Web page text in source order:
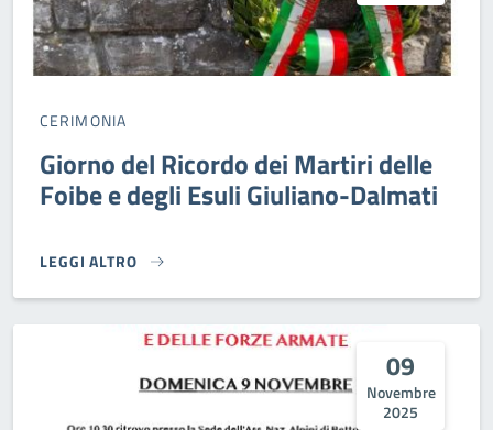
CERIMONIA
Giorno del Ricordo dei Martiri delle
Foibe e degli Esuli Giuliano-Dalmati
LEGGI ALTRO
GIORNO DEL RICORDO DEI MARTIRI DELLE FOIBE E DEGLI
09
Novembre
2025